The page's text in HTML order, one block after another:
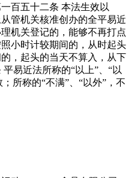
百五十二条 本法生效以
管机关核准创办的全平易近
机关登记的，能够不再打点
小时计较期间的，从时起头
，起头的当天不算入，从下
易近法所称的“以上”、“以
所称的“不满”、“以外”，不